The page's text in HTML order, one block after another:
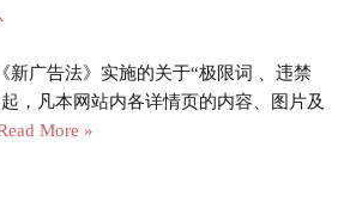
新广告法》实施的关于“极限词 、违禁
，凡本网站内各详情页的内容、图片及
More »